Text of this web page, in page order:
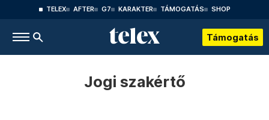
TELEX AFTER G7 KARAKTER TÁMOGATÁS SHOP
Támogatás
Jogi szakértő